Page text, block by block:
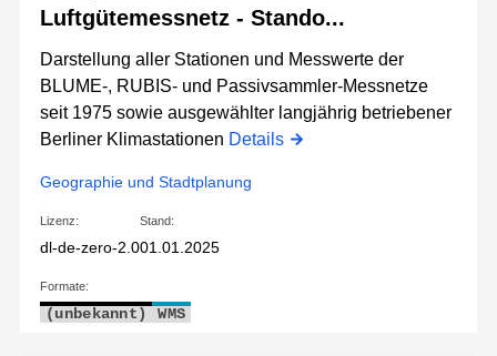
Luftgütemessnetz - Stando...
Darstellung aller Stationen und Messwerte der
BLUME-, RUBIS- und Passivsammler-Messnetze
seit 1975 sowie ausgewählter langjährig betriebener
Berliner Klimastationen Details
Geographie und Stadtplanung
Lizenz:
dl-de-zero-2.0
Stand:
01.01.2025
Formate:
(unbekannt) WMS